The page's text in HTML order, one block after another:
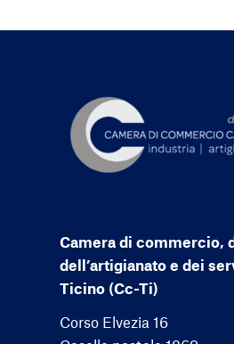
Camera di commercio,
dell’artigianato e dei
Ticino (Cc-Ti)
Corso Elvezia 16